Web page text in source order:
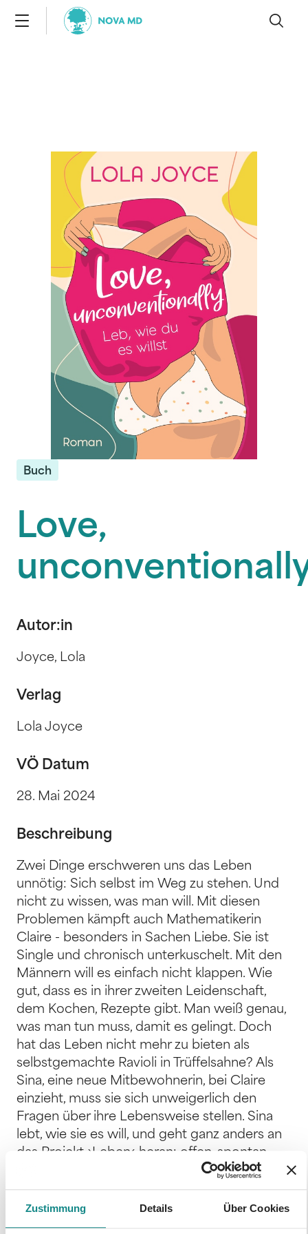
Zustimmung Details Über Cookies
Buch
Love,
Autor:in
Joyce, Lola
Verlag
Lola Joyce
VÖ Datum
28. Mai 2024
Beschreibung
Zwei Dinge erschweren uns das Leben
unnötig: Sich selbst im Weg zu stehen. Und
nicht zu wissen, was man will. Mit diesen
Problemen kämpft auch Mathematikerin
Claire - besonders in Sachen Liebe. Sie ist
Single und chronisch unterkuschelt. Mit den
Männern will es einfach nicht klappen. Wie
gut, dass es in ihrer zweiten Leidenschaft,
dem Kochen, Rezepte gibt. Man weiß genau,
was man tun muss, damit es gelingt. Doch
hat das Leben nicht mehr zu bieten als
selbstgemachte Ravioli in Trüffelsahne? Als
Sina, eine neue Mitbewohnerin, bei Claire
einzieht, muss sie sich unweigerlich den
Fragen über ihre Lebensweise stellen. Sina
lebt, wie sie es will, und geht ganz anders an
das Projekt ›Leben‹ heran: offen, spontan
und voller Selbstwertgefühl. Dann stellt auch
noch Sinas Bekannter Leon Claires Leben auf
den Kopf. Er berührt ihr Herz, wie es bisher
noch keiner vermochte, denn er eröffnet ihr